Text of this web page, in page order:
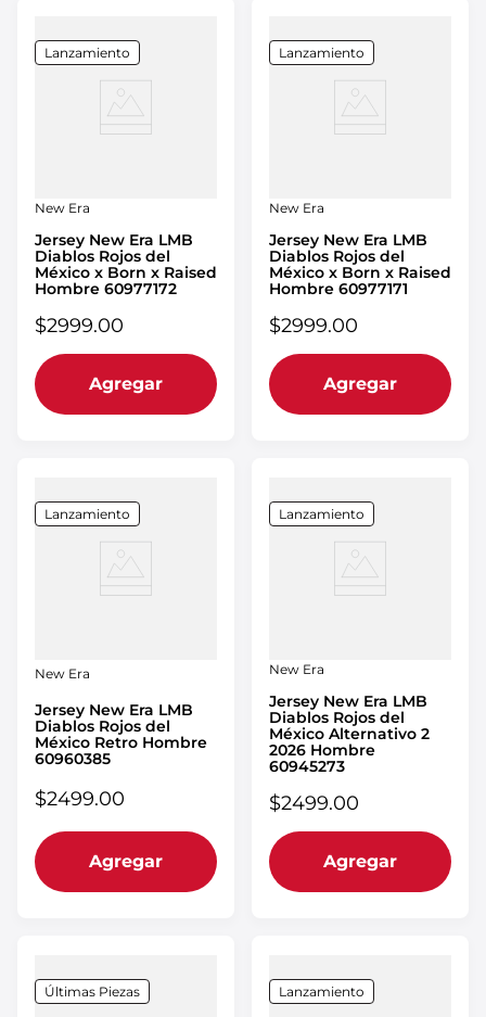
Lanzamiento
New Era
Jersey New Era LMB
Diablos Rojos del
México x Born x Raised
Hombre 60977172
$2999.00
Agregar
Lanzamiento
New Era
Jersey New Era LMB
Diablos Rojos del
México x Born x Raised
Hombre 60977171
$2999.00
Agregar
Lanzamiento
New Era
Jersey New Era LMB
Diablos Rojos del
México Retro Hombre
60960385
$2499.00
Agregar
Lanzamiento
New Era
Jersey New Era LMB
Diablos Rojos del
México Alternativo 2
2026 Hombre
60945273
$2499.00
Agregar
Últimas Piezas Lanzamiento